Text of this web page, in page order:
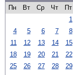
Пн
Вт Ср Чт Пт
1
4
5 6 7 8
11
12 13 14 15
18
19 20 21 22
25
26 27 28 29